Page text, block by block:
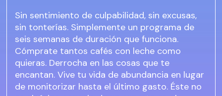
Sin sentimiento de culpabilidad, sin excusas,
sin tonterías. Simplemente un programa de
seis semanas de duración que funciona.
Cómprate tantos cafés con leche como
quieras. Derrocha en las cosas que te
encantan. Vive tu vida de abundancia en lugar
de monitorizar hasta el último gasto. Éste no